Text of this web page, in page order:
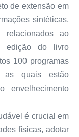
de extensão em
sintéticas,
relacionados ao
edição do livro
100 programas
as quais estão
é crucial em
físicas, adotar